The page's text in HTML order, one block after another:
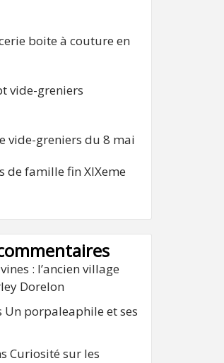
boite à couture en
vide-greniers
vide-greniers du 8 mai
de famille fin XIXeme
: l’ancien village
Dorelon
Un porpaleaphile et ses
Curiosité sur les